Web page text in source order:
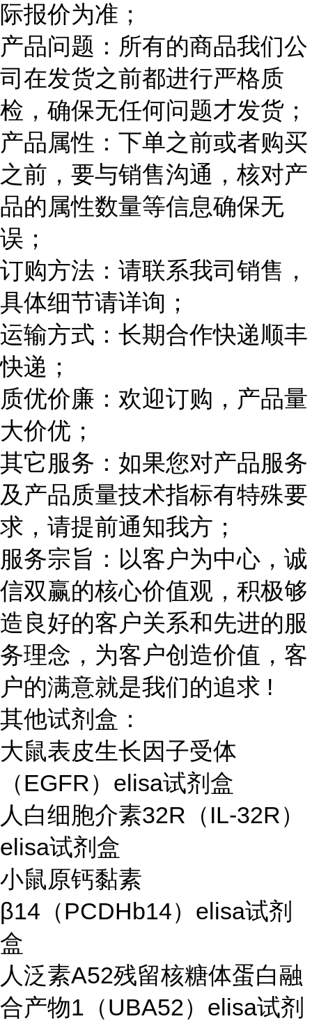
际报价为准；
产品问题：所有的商品我们公
司在发货之前都进行严格质
检，确保无任何问题才发货；
产品属性：下单之前或者购买
之前，要与销售沟通，核对产
品的属性数量等信息确保无
误；
订购方法：请联系我司销售，
具体细节请详询；
运输方式：长期合作快递顺丰
快递；
质优价廉：欢迎订购，产品量
大价优；
其它服务：如果您对产品服务
及产品质量技术指标有特殊要
求，请提前通知我方；
服务宗旨：以客户为中心，诚
信双赢的核心价值观，积极够
造良好的客户关系和先进的服
务理念，为客户创造价值，客
户的满意就是我们的追求 !
其他试剂盒：
大鼠表皮生长因子受体
（EGFR）elisa试剂盒
人白细胞介素32R（IL-32R）
elisa试剂盒
小鼠原钙黏素
β14（PCDHb14）elisa试剂
盒
人泛素A52残留核糖体蛋白融
合产物1（UBA52）elisa试剂